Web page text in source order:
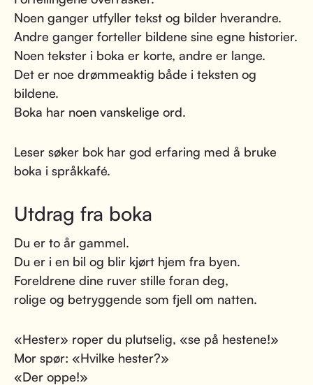
Noen ganger utfyller tekst og bilder hverandre.
Andre ganger forteller bildene sine egne historier.
Noen tekster i boka er korte, andre er lange.
Det er noe drømmeaktig både i teksten og
bildene.
Boka har noen vanskelige ord.
Leser søker bok har god erfaring med å bruke
boka i språkkafé.
Utdrag fra boka
Du er to år gammel.
Du er i en bil og blir kjørt hjem fra byen.
Foreldrene dine ruver stille foran deg,
rolige og betryggende som fjell om natten.
«Hester» roper du plutselig, «se på hestene!»
Mor spør: «Hvilke hester?»
«Der oppe!»